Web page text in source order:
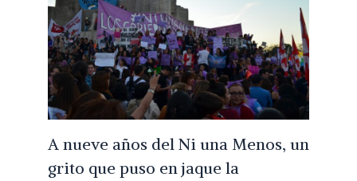
A nueve años del Ni una Menos, un
grito que puso en jaque la